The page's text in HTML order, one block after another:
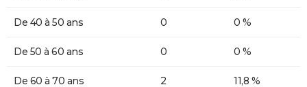
De 40 à 50 ans 0 0 %
De 50 à 60 ans 0 0 %
De 60 à 70 ans 2 11,8 %